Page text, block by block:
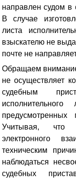
направлен судом в
В случае
листа
взыскателю не
почте не
Обращаем
не осуществляет
судебным
предусмотренных
Учитывая, что
электронного
техническим
наблюдаться
судебных